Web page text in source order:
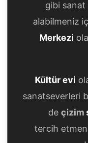
gibi sanat
alabilmeniz
Merkezi
Kültür evi
sanatseverleri
de çizim
tercih